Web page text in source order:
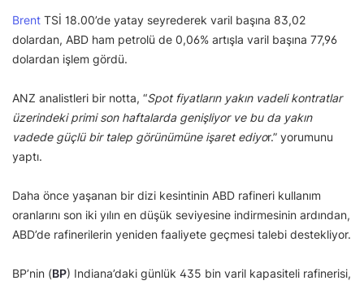
Brent TSİ 18.00’de yatay seyrederek varil başına 83,02
dolardan, ABD ham petrolü de 0,06% artışla varil başına 77,96
dolardan işlem gördü.
ANZ analistleri bir notta, “Spot fiyatların yakın vadeli kontratlar
üzerindeki primi son haftalarda genişliyor ve bu da yakın
vadede güçlü bir talep görünümüne işaret ediyor.” yorumunu
yaptı.
Daha önce yaşanan bir dizi kesintinin ABD rafineri kullanım
oranlarını son iki yılın en düşük seviyesine indirmesinin ardından,
ABD’de rafinerilerin yeniden faaliyete geçmesi talebi destekliyor.
BP’nin (BP) Indiana’daki günlük 435 bin varil kapasiteli rafinerisi,